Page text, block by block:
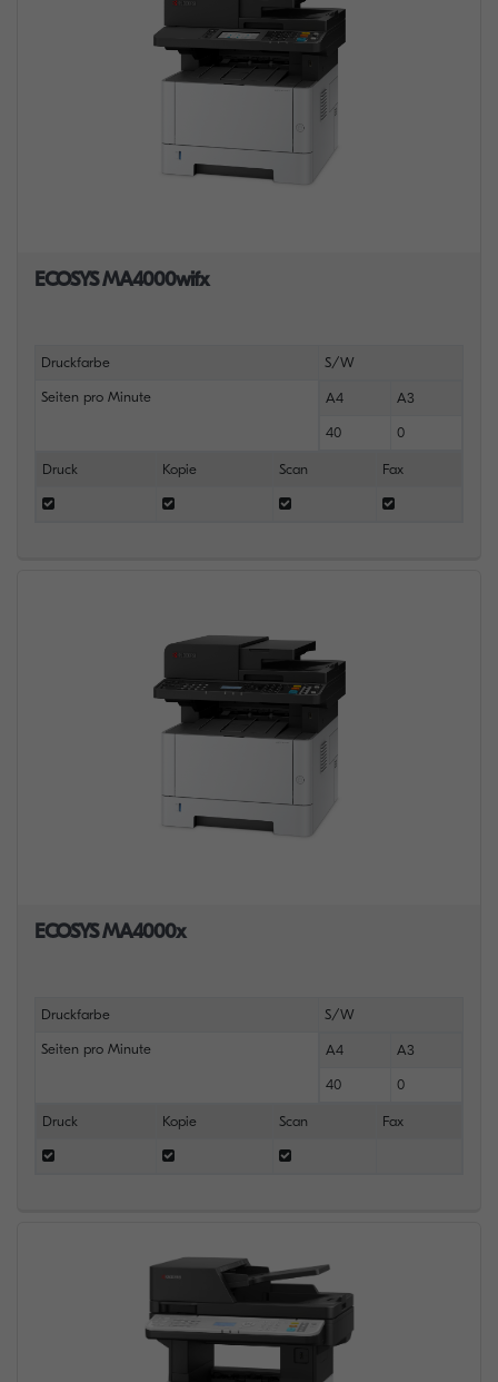
ECOSYS MA4000wifx
Druckfarbe S/W
Seiten pro Minute A4 A3
40 0
Druck Kopie Scan Fax
ECOSYS MA4000x
Druckfarbe S/W
Seiten pro Minute A4 A3
40 0
Druck Kopie Scan Fax